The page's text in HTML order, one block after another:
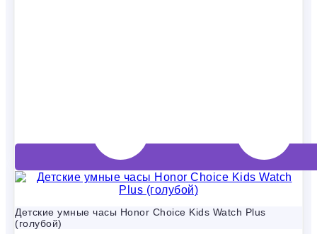
Детские умные часы Honor Choice Kids Watch Plus
(голубой)